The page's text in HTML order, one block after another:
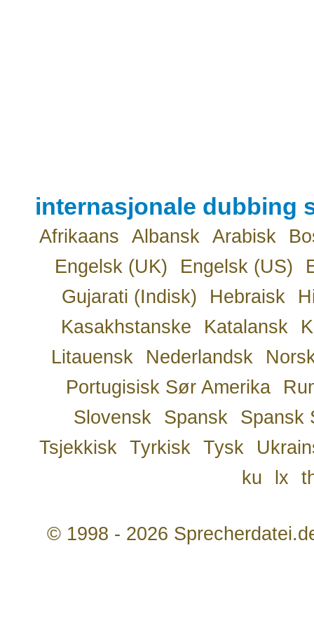
internasjonale dubbing
Afrikaans Albansk Arabisk
Engelsk (UK)
Engelsk (US)
Gujarati (Indisk)
Hebraisk
Kasakhstanske
Katalansk
Litauensk
Nederlandsk
Portugisisk Sør Amerika
Slovensk
Spansk
Spansk
Tsjekkisk
Tyrkisk Tysk
ku
lx
© 1998 - 2026